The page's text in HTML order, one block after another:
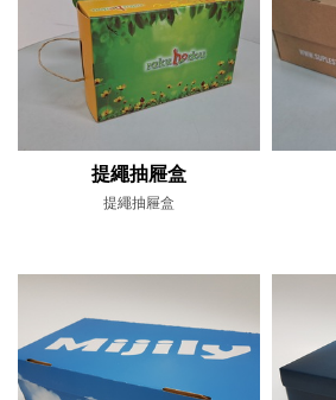
提繩抽屜盒
提繩抽屜盒